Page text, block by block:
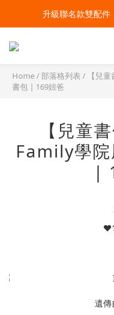
🔥今夏最夯 Pokémon 寶
升級聯名款雙配件
🔥今夏最夯 Pokémon 寶
Home/部落格列表 /
【兒
書包 | 169妞爸
【兒童
Family學
|
遺傳